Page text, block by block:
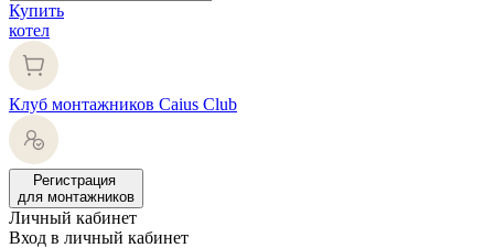
Купить
котел
Клуб монтажников Caius Club
Регистрация
для монтажников
Личный кабинет
Вход в личный кабинет